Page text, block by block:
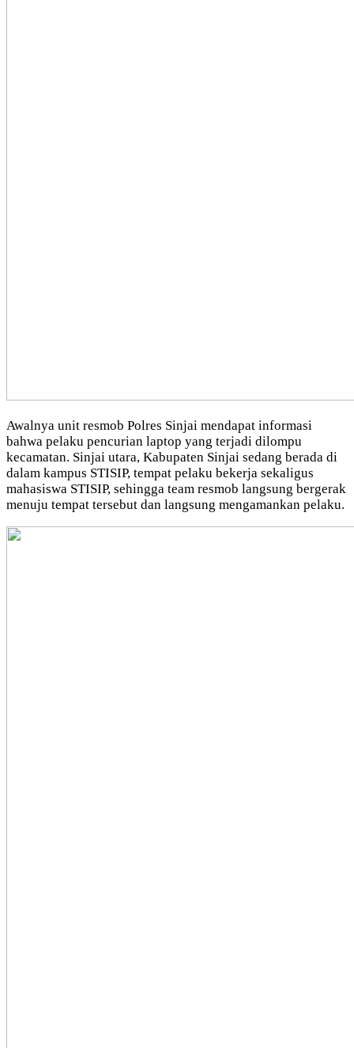
Awalnya unit resmob Polres Sinjai mendapat informasi
bahwa pelaku pencurian laptop yang terjadi dilompu
kecamatan. Sinjai utara, Kabupaten Sinjai sedang berada di
dalam kampus STISIP, tempat pelaku bekerja sekaligus
mahasiswa STISIP, sehingga team resmob langsung bergerak
menuju tempat tersebut dan langsung mengamankan pelaku.